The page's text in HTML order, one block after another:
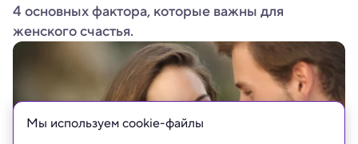
4 основных фактора, которые важны для
женского счастья.
Мы используем сookie-файлы